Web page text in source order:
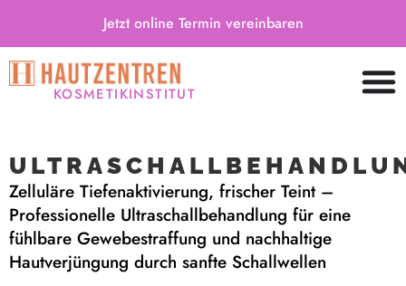
Jetzt online Termin vereinbaren
KOSMETIKINSTITUT
Zelluläre Tiefenaktivierung, frischer Teint –
Professionelle Ultraschallbehandlung für eine
fühlbare Gewebestraffung und nachhaltige
Hautverjüngung durch sanfte Schallwellen